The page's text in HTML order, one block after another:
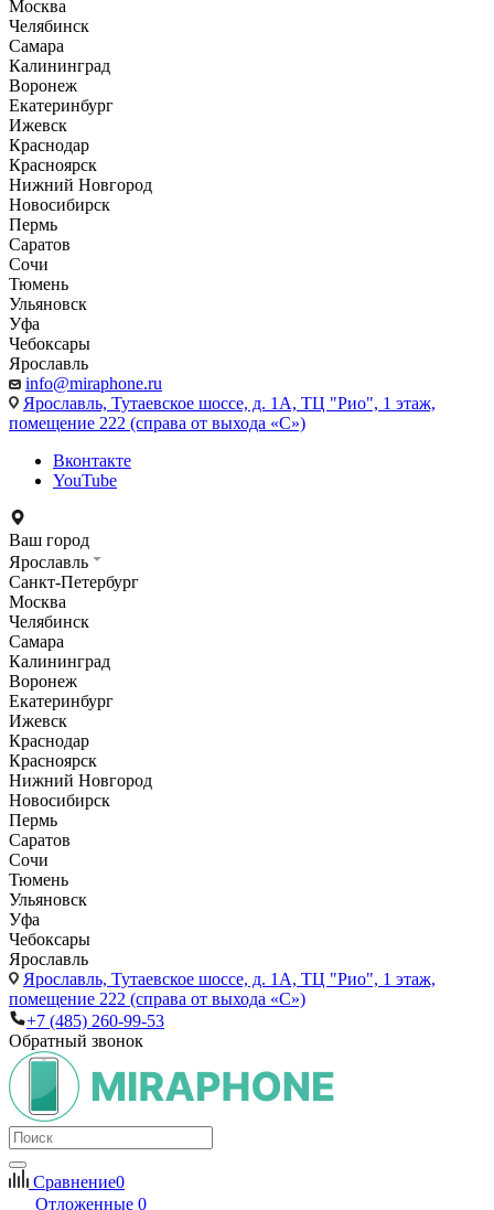
Москва
Челябинск
Самара
Калининград
Воронеж
Екатеринбург
Ижевск
Краснодар
Красноярск
Нижний Новгород
Новосибирск
Пермь
Саратов
Сочи
Тюмень
Ульяновск
Уфа
Чебоксары
Ярославль
info@miraphone.ru
Ярославль, Тутаевское шоссе, д. 1А, ТЦ "Рио", 1 этаж,
помещение 222 (справа от выхода «С»)
Вконтакте
YouTube
Ваш город
Ярославль
Санкт-Петербург
Москва
Челябинск
Самара
Калининград
Воронеж
Екатеринбург
Ижевск
Краснодар
Красноярск
Нижний Новгород
Новосибирск
Пермь
Саратов
Сочи
Тюмень
Ульяновск
Уфа
Чебоксары
Ярославль
Ярославль, Тутаевское шоссе, д. 1А, ТЦ "Рио", 1 этаж,
помещение 222 (справа от выхода «С»)
+7 (485) 260-99-53
Обратный звонок
Сравнение0
Отложенные 0